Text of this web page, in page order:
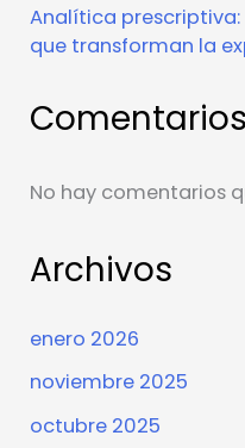
Analítica
que transforman la
No hay comentarios
Archivos
enero 2026
noviembre 2025
octubre 2025